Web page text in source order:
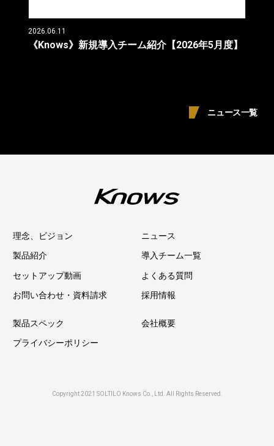
2026.06.11
《Knows》新規導入チーム紹介【2026年5月度】
ニュース一覧
理念、ビジョン ニュース
製品紹介 導入チーム一覧
セットアップ動画 よくある質問
お問い合わせ・資料請求 採用情報
製品スペック 会社概要
プライバシーポリシー
Copyright 2021 SOLTILO Knows Co., Ltd. All Rights Reserved.